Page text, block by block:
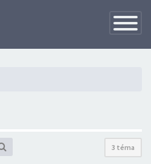
navigáció
3 téma